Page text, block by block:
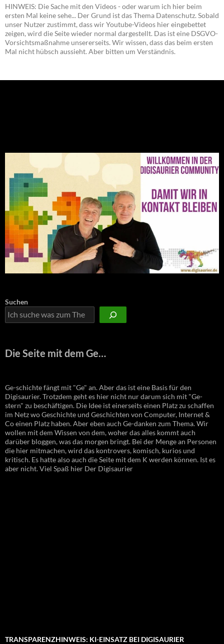
HINWEIS: Die Sache mit den Videos - oder warum ich hier beim
ersten Mal keine sehe... Der Grund ist das Thema Datenschutz. Sobald
unser Nutzer zustimmt, dass wir Youtube-Videos hier eingebettet
zeigen, wird die Seite wieder normal dargestellt. Das ist eine DSGVO-
Vorsichtsmaßnahme unsererseits. Wir wissen, dass das beim ersten
Mal nicht hübsch aussieht. Aber bitten um Verständnis.
Suchen
Die Seite mit dem Ge…
Ge-schichte fängt mit "Ge" an. Aber das ist eine Basis für den
Digisaurier. Trotzdem geht es hier nicht nur darum sich mit "Ge-
stern" zu beschäftigen. Die Idee ist einerseits einen Platz zu schaffen
im Netz wo Geschichte und Geschichten von Computer, Internet &
Co einen Platz haben. Aber eben auch Ge-danken zum Thema. Wir
wollen mit dem Wissen von dem, woher das alles kommt auch
darüber bloggen, was das morgen bringt. Bei der Menge an Personen
die hier mitmachen, wird das kontrovers, komisch, kurios und
kritisch. Es hatte also auch die Seite mit dem K werden können. Ist es
aber nicht. Viel Spaß hier Der Digisaurier
TRANSPARENZHINWEIS: KI-EINSATZ BEI DIGISAURIER